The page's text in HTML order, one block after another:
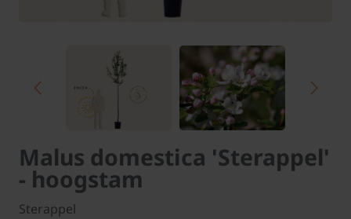
Malus domestica 'Sterappel'
- hoogstam
Sterappel